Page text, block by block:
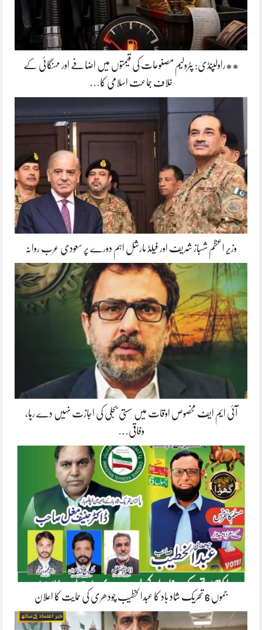
**راولپنڈی: پٹرولیم مصنوعات کی قیمتوں میں اضافے اور مہنگائی کے
خلاف جماعت اسلامی کا…
وزیر اعظم شہباز شریف اور فیلڈ مارشل اہم دورے پر سعودی عرب روانہ
آئی ایم ایف مخصوص اوقات میں سستی بجلی کی اجازت نہیں دے رہا،
وفاقی…
جموں 6 تحریک شاد باد کا عبدالخطیب چودھری کی حمایت کا اعلان